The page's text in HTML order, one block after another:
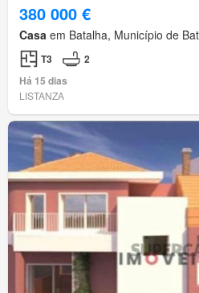
380 000 €
Casa em Batalha, Município de
T3
2
Há 15 dias
LISTANZA